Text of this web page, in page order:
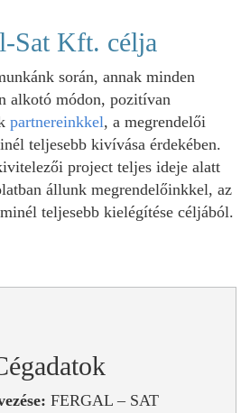
Sat Kft. célja
során, annak minden
alkotó módon, pozitívan
partnereinkkel, a megrendelői
teljesebb kivívása érdekében.
project teljes ideje alatt
állunk megrendelőinkkel, az
teljesebb kielégítése céljából.
FERGAL – SAT